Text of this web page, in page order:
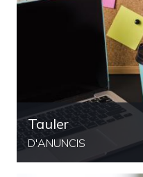
Tauler
D'ANUNCIS